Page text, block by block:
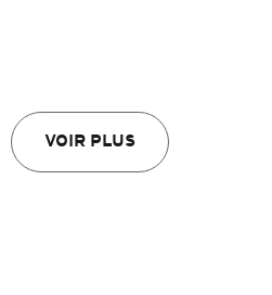
VOIR PLUS